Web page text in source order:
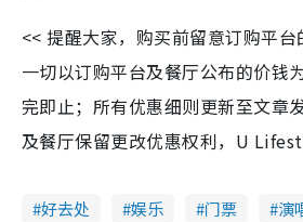
<< 提醒大家，购买前留意订购平台
一切以订购平台及餐厅公布的价钱
完即止；所有优惠细则更新至文章
及餐厅保留更改优惠权利，U
好去处 娱乐 门票 演